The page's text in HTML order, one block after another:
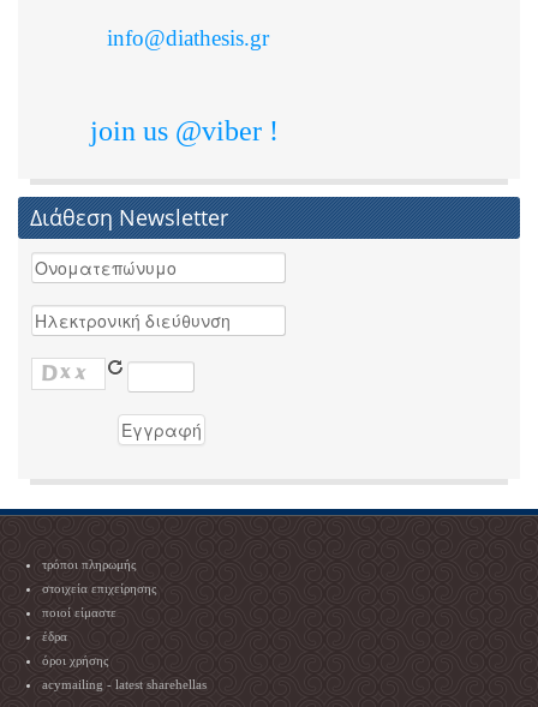
info@diathesis.gr
join us @viber !
Διάθεση Newsletter
τρόποι πληρωμής
στοιχεία επιχείρησης
ποιοί είμαστε
έδρα
όροι χρήσης
acymailing - latest sharehellas